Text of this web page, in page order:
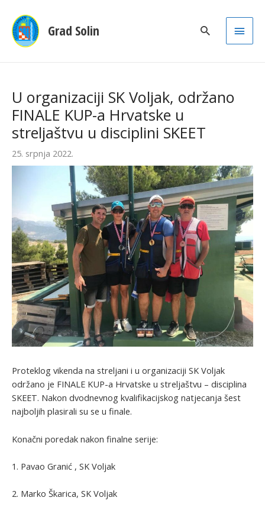
Grad Solin
Main
U organizaciji SK Voljak, održano
FINALE KUP-a Hrvatske u
streljaštvu u disciplini SKEET
25. srpnja 2022.
Proteklog vikenda na streljani i u organizaciji SK Voljak
održano je FINALE KUP-a Hrvatske u streljaštvu – disciplina
SKEET. Nakon dvodnevnog kvalifikacijskog natjecanja šest
najboljih plasirali su se u finale.
Konačni poredak nakon finalne serije:
1. Pavao Granić , SK Voljak
2. Marko Škarica, SK Voljak